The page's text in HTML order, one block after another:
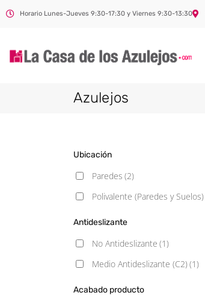
Horario Lunes-Jueves 9:30-17:30 y Viernes 9:30-13:30
Azulejos
Ubicación
Paredes (2)
Polivalente (Paredes y Suelos)
Antideslizante
No Antideslizante (1)
Medio Antideslizante (C2)(1)
Acabado producto